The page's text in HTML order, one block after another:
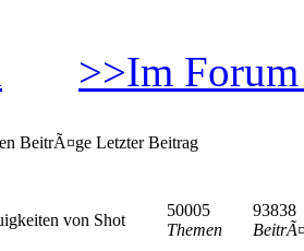
>>Im
BeitrÃ¤ge Letzter Beitrag
von Shot
50005
Themen
93838